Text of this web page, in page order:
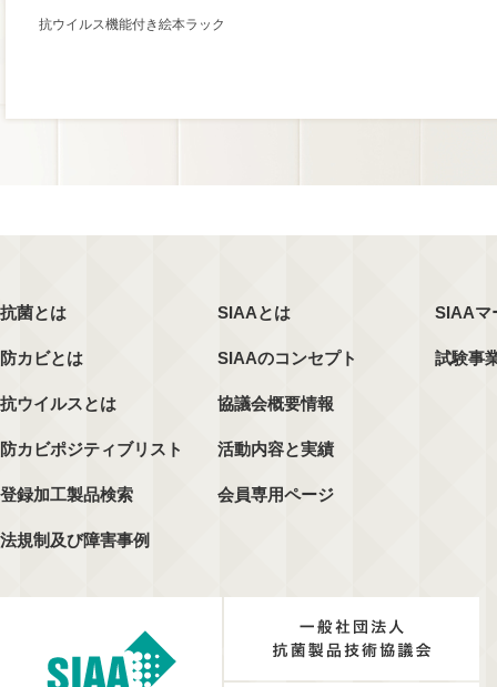
抗ウイルス機能付き絵本ラック
抗菌とは
防カビとは
抗ウイルスとは
防カビポジティブリスト
登録加工製品検索
法規制及び障害事例
SIAAとは
SIAAのコンセプト
協議会概要情報
活動内容と実績
会員専用ページ
SIAAマ
試験事